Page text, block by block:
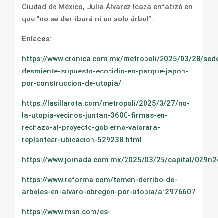
Ciudad de México, Julia Álvarez Icaza enfatizó en
que “no se derribará ni un solo árbol ”.
Enlaces:
https://www.cronica.com.mx/metropoli/2025/03/28/
desmiente-supuesto-ecocidio-en-parque-japon-
por-construccion-de-utopia/
https://lasillarota.com/metropoli/2025/3/27/no-
la-utopia-vecinos-juntan-3600-firmas-en-
rechazo-al-proyecto-gobierno-valorara-
replantear-ubicacion-529238.html
https://www.jornada.com.mx/2025/03/25/capital/
https://www.reforma.com/temen-derribo-de-
arboles-en-alvaro-obregon-por-utopia/ar2976607
https://www.msn.com/es-